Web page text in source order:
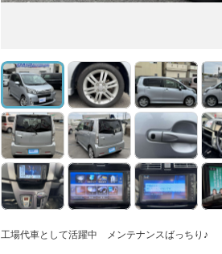
工場代車として活躍中 メンテナンスばっちり♪